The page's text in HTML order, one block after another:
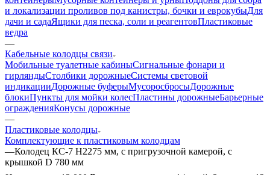
и локализации проливов под канистры, бочки и еврокубыДля
дачи и садаЯщики для песка, соли и реагентовПластиковые
ведра
—
Кабельные колодцы связи
Мобильные туалетные кабиныСигнальные фонари и
гирляндыСтолбики дорожныеСистемы световой
индикацииДорожные буферыМусоросбросыДорожные
блокиПункты для мойки колесПластины дорожныеБарьерные
огражденияКонусы дорожные
—
Пластиковые колодцы
Комплектующие к пластиковым колодцам
—Колодец КС-7 H2275 мм, с пригрузочной камерой, с
крышкой D 780 мм